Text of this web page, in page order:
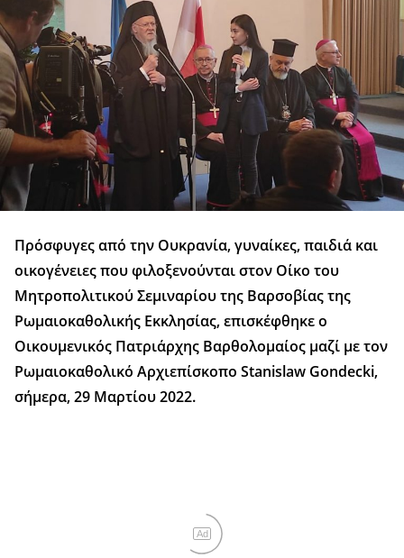
Πρόσφυγες από την Ουκρανία, γυναίκες, παιδιά και
οικογένειες που φιλοξενούνται στον Οίκο του
Μητροπολιτικού Σεμιναρίου της Βαρσοβίας της
Ρωμαιοκαθολικής Εκκλησίας, επισκέφθηκε ο
Οικουμενικός Πατριάρχης Βαρθολομαίος μαζί με τον
Ρωμαιοκαθολικό Αρχιεπίσκοπο Stanislaw Gondecki,
σήμερα, 29 Μαρτίου 2022.
Ad